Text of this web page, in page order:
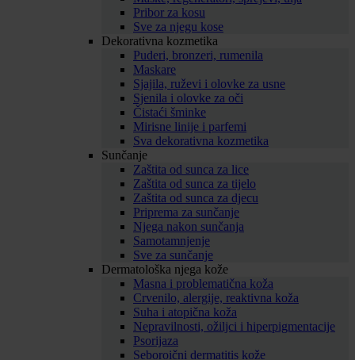
Pribor za kosu
Sve za njegu kose
Dekorativna kozmetika
Puderi, bronzeri, rumenila
Maskare
Sjajila, ruževi i olovke za usne
Sjenila i olovke za oči
Čistaći šminke
Mirisne linije i parfemi
Sva dekorativna kozmetika
Sunčanje
Zaštita od sunca za lice
Zaštita od sunca za tijelo
Zaštita od sunca za djecu
Priprema za sunčanje
Njega nakon sunčanja
Samotamnjenje
Sve za sunčanje
Dermatološka njega kože
Masna i problematična koža
Crvenilo, alergije, reaktivna koža
Suha i atopična koža
Nepravilnosti, ožiljci i hiperpigmentacije
Psorijaza
Seboroični dermatitis kože